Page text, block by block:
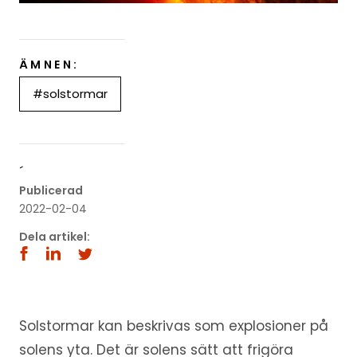
ÄMNEN:
#solstormar
´
Publicerad
2022-02-04
Dela artikel:
Solstormar kan beskrivas som explosioner på
solens yta. Det är solens sätt att frigöra